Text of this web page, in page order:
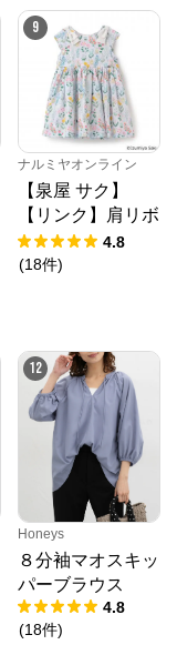
9
ナルミヤオンライン
【泉屋 サク】
【リンク】肩リボ
ンフラワーキャッ
トワンピース
4.8
(18件)
12
Honeys
８分袖マオスキッ
パーブラウス
4.8
(18件)